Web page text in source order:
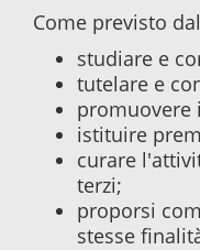
Come previsto
studiare e
tutelare e
promuovere
istituire
curare
terzi;
proporsi
stesse